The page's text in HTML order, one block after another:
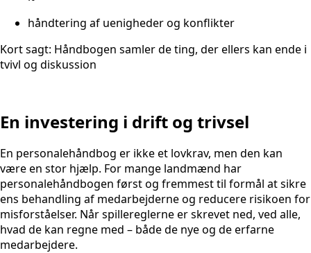
håndtering af uenigheder og konflikter
Kort sagt: Håndbogen samler de ting, der ellers kan ende i
tvivl og diskussion
En investering i drift og trivsel
En personalehåndbog er ikke et lovkrav, men den kan
være en stor hjælp. For mange landmænd har
personalehåndbogen først og fremmest til formål at sikre
ens behandling af medarbejderne og reducere risikoen for
misforståelser. Når spillereglerne er skrevet ned, ved alle,
hvad de kan regne med – både de nye og de erfarne
medarbejdere.